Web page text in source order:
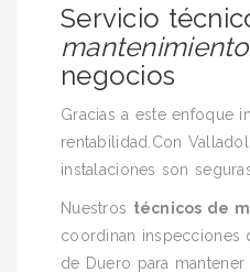
Servicio
mantenimiento
negocios
Gracias a este enfoque
rentabilidad.Con
instalaciones son
Nuestros técnicos de
coordinan inspecciones
de Duero para